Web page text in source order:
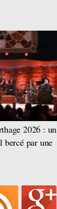
2026 : un
bercé par une